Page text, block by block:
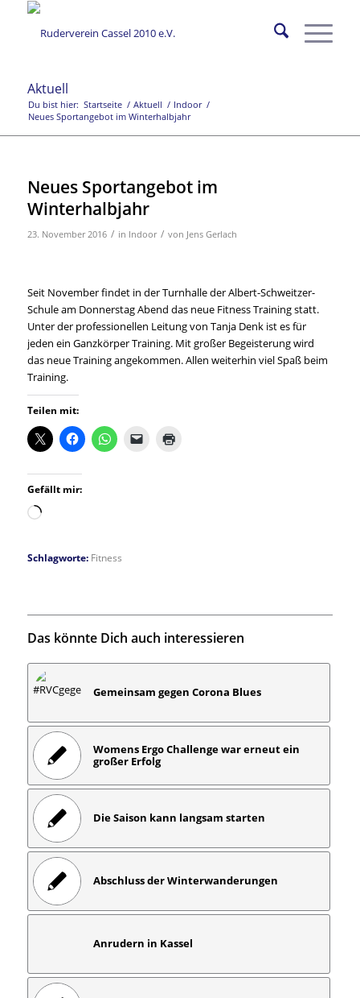
Aktuell
Du bist hier: Startseite / Aktuell / Indoor /
Neues Sportangebot im Winterhalbjahr
Neues Sportangebot im
Winterhalbjahr
23. November 2016 / in Indoor / von Jens Gerlach
Seit November findet in der Turnhalle der Albert-Schweitzer-
Schule am Donnerstag Abend das neue Fitness Training statt.
Unter der professionellen Leitung von Tanja Denk ist es für
jeden ein Ganzkörper Training. Mit großer Begeisterung wird
das neue Training angekommen. Allen weiterhin viel Spaß beim
Training.
Teilen mit:
Gefällt mir:
Wird
Schlagworte: Fitness
Das könnte Dich auch interessieren
Gemeinsam gegen Corona Blues
Womens Ergo Challenge war erneut ein
großer Erfolg
Die Saison kann langsam starten
Abschluss der Winterwanderungen
Anrudern in Kassel